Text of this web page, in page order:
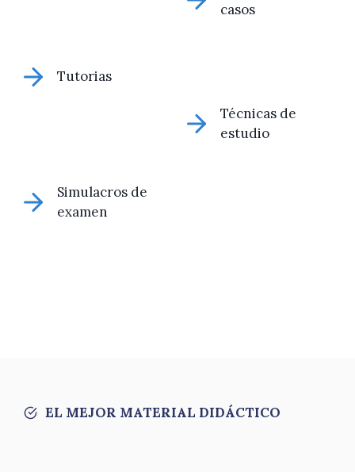
casos
Tutorias
Técnicas de
estudio
Simulacros de
examen
EL MEJOR MATERIAL DIDÁCTICO